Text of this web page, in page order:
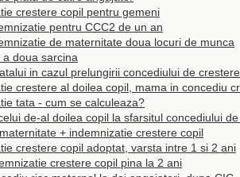
crestere copil pentru gemeni
pentru CCC2 de un an
de maternitate doua locuri de munca
a doua sarcina
in cazul prelungirii concediului de
crestere al doilea copil, mama in concediu
tata - cum se calculeaza?
de-al doilea copil la sfarsitul concediului
+ indemnizatie crestere copil
crestere copil adoptat, varsta intre 1 si 2 ani
crestere copil pina la 2 ani